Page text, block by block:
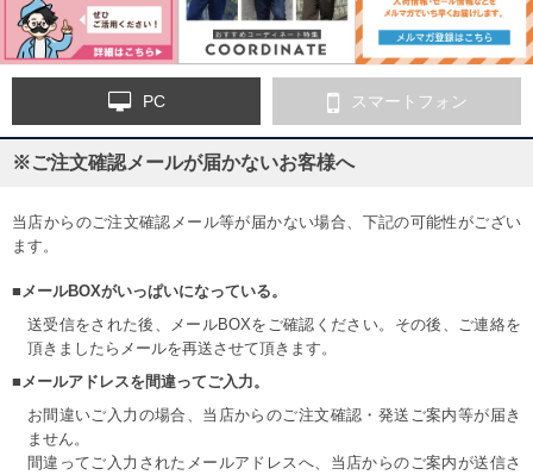
PC スマートフォン
※ご注文確認メールが届かないお客様へ
当店からのご注文確認メール等が届かない場合、下記の可能性がござい
ます。
■メールBOXがいっぱいになっている。
送受信をされた後、メールBOXをご確認ください。その後、ご連絡を
頂きましたらメールを再送させて頂きます。
■メールアドレスを間違ってご入力。
お間違いご入力の場合、当店からのご注文確認・発送ご案内等が届き
ません。
間違ってご入力されたメールアドレスへ、当店からのご案内が送信さ